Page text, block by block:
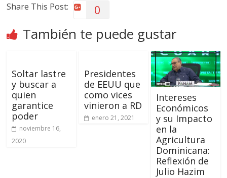
Share This Post: 0
También te puede gustar
Soltar lastre
y buscar a
quien
garantice
poder
noviembre 16,
2020
Presidentes
de EEUU que
como vices
vinieron a RD
enero 21, 2021
Intereses
Económicos
y su Impacto
en la
Agricultura
Dominicana:
Reflexión de
Julio Hazim